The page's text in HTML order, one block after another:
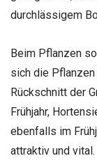
durchlässigem
Beim Pflanzen
sich die
Rückschnitt der
Frühjahr,
ebenfalls im
attraktiv und vital.